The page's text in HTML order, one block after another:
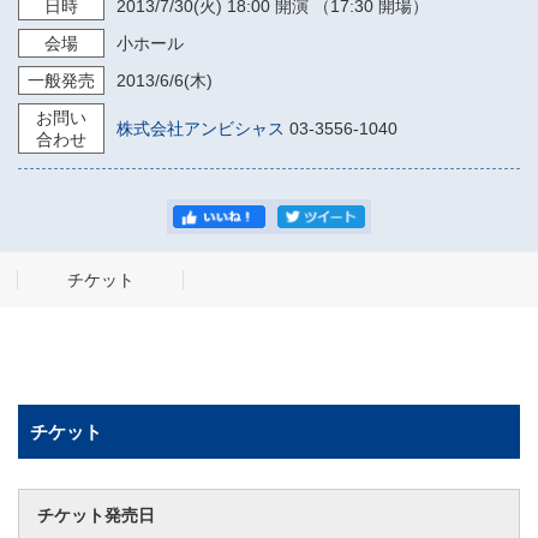
日時 2013/7/30(火) 18:00 開演 （17:30 開場）
会場
小ホール
一般発売
2013/6/6(木)
お問い
合わせ
株式会社アンビシャス 03-3556-1040
チケット
チケット
チケット発売日